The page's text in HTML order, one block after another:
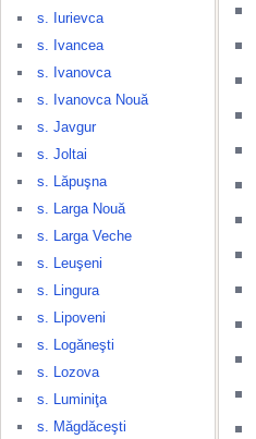
s. Iurievca
s. Ivancea
s. Ivanovca
s. Ivanovca Nouă
s. Javgur
s. Joltai
s. Lăpuşna
s. Larga Nouă
s. Larga Veche
s. Leuşeni
s. Lingura
s. Lipoveni
s. Logăneşti
s. Lozova
s. Luminiţa
s. Măgdăceşti